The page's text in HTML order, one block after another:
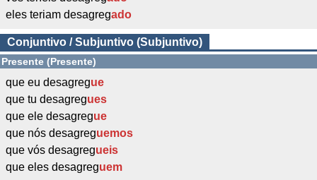
eles teriam desagregado
Conjuntivo / Subjuntivo (Subjuntivo)
Presente (Presente)
que eu desagregue
que tu desagregues
que ele desagregue
que nós desagreguemos
que vós desagregueis
que eles desagreguem